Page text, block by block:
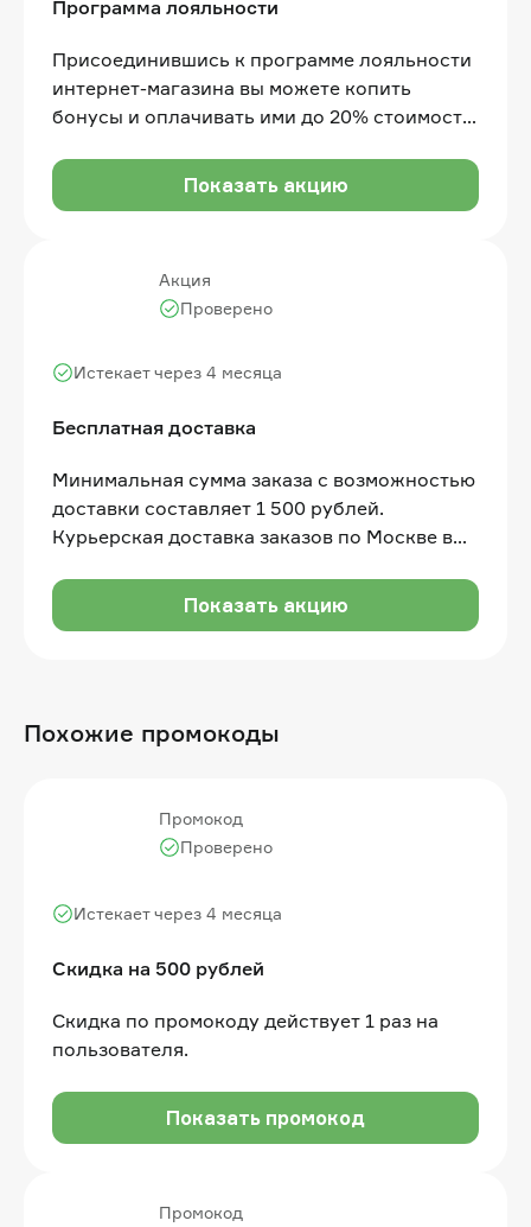
Программа лояльности
Присоединившись к программе лояльности
интернет-магазина вы можете копить
бонусы и оплачивать ими до 20% стоимости
начисляются в размере 10% от суммы
покупки
Показать акцию
Акция
Бесплатная доставка
Истекает через 4 месяца
Проверено
Минимальная сумма заказа с возможностью
доставки составляет 1 500 рублей.
Курьерская доставка заказов по Москве в
Показать акцию
Похожие промокоды
Промокод
Скидка на 500 рублей
Истекает через 4 месяца
Проверено
Скидка по промокоду действует 1 раз на
пользователя.
Показать промокод
Промокод